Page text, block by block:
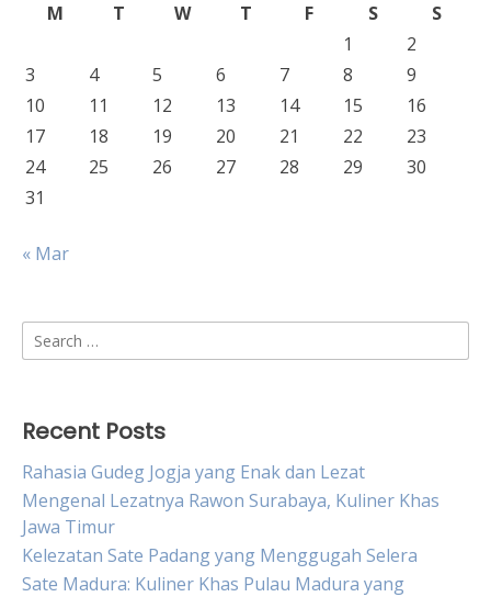
M
T W T F S
S
1
2
3
4 5 6 7 8
9
10
11 12 13 14 15
16
17
18 19 20 21 22
23
24
25 26 27 28 29
30
31
« Mar
Search
for:
Recent Posts
Rahasia Gudeg Jogja yang Enak dan Lezat
Mengenal Lezatnya Rawon Surabaya, Kuliner Khas
Jawa Timur
Kelezatan Sate Padang yang Menggugah Selera
Sate Madura: Kuliner Khas Pulau Madura yang